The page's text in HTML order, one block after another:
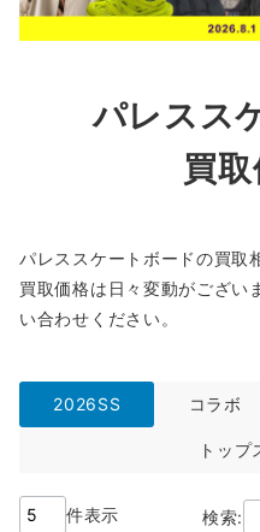
パレスス
買
パレススケートボードの買取
買取価格は日々変動がござい
い合わせください。
2026SS コラボ
トップ
件表示 検索: